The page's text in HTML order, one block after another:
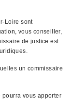
Loire sont
vous conseiller,
de justice est
un commissaire
pourra vous apporter